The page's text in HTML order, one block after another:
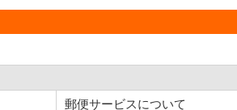
郵便サービスについて